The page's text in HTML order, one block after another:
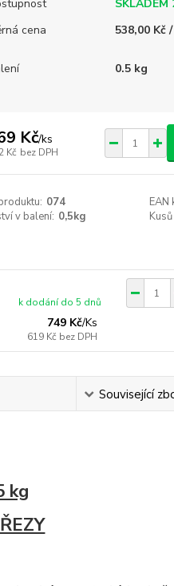
SKLADEM
cena
538,00 Kč
0.5 kg
Kč/ks
Kč bez DPH
074 EAN
v balení: 0,5kg
749 Kč/Ks
619 Kč bez DPH
k dodání do 5 dnů
Související
kg